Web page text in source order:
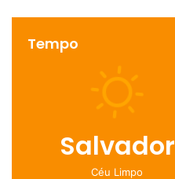
Tempo
Salvador
Céu Limpo